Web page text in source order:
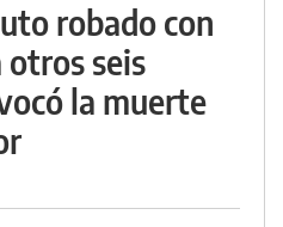
robado con
otros seis
la muerte